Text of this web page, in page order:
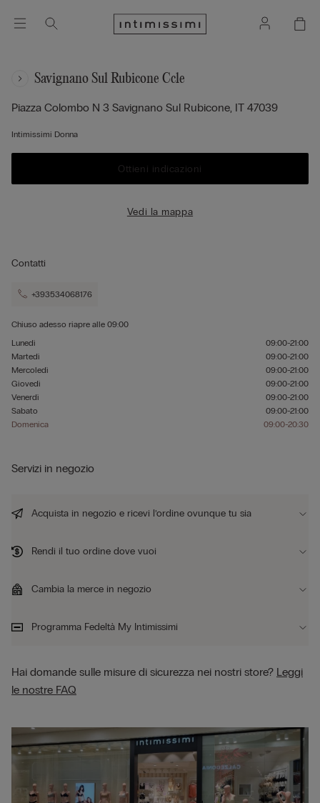
Savignano Sul Rubicone Ccle
Piazza Colombo N 3 Savignano Sul Rubicone, IT 47039
Intimissimi Donna
Ottieni indicazioni
Vedi la mappa
Contatti
+393534068176
Chiuso adesso riapre alle 09:00
Lunedì
09:00-21:00
Martedì
09:00-21:00
Mercoledì
09:00-21:00
Giovedì
09:00-21:00
Venerdì
09:00-21:00
Sabato
09:00-21:00
Domenica
09:00-20:30
Servizi in negozio
Acquista in negozio e ricevi l’ordine ovunque tu sia
Rendi il tuo ordine dove vuoi
Cambia la merce in negozio
Programma Fedeltà My Intimissimi
Hai domande sulle misure di sicurezza nei nostri store? Leggi
le nostre FAQ